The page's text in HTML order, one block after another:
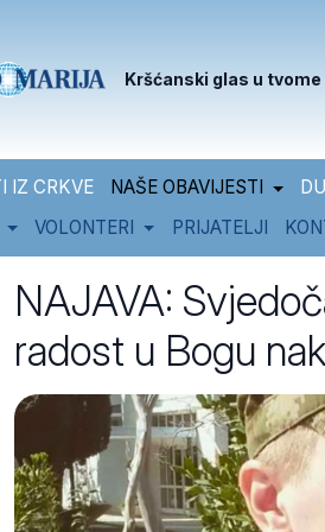
Kršćanski glas u tvome
IZ CRKVE NAŠE OBAVIJESTI
VOLONTERI PRIJATELJI
NAJAVA:
radost u Bogu